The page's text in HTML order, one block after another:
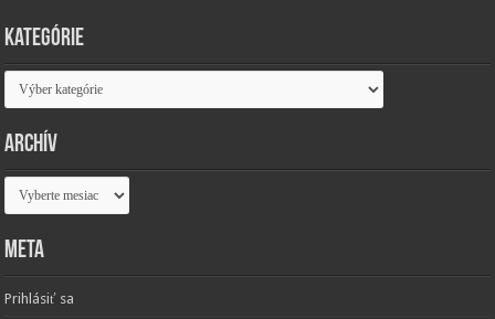
Kategórie
Kategórie
Archív
Archív
Meta
Prihlásiť sa